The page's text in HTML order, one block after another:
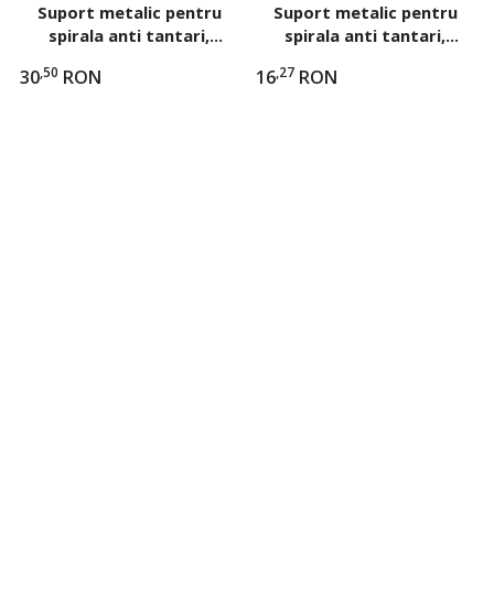
Suport metalic pentru
spirala anti tantari,
30,50 RON
Suport metalic pentru
spirala anti tantari,
16,27 RON